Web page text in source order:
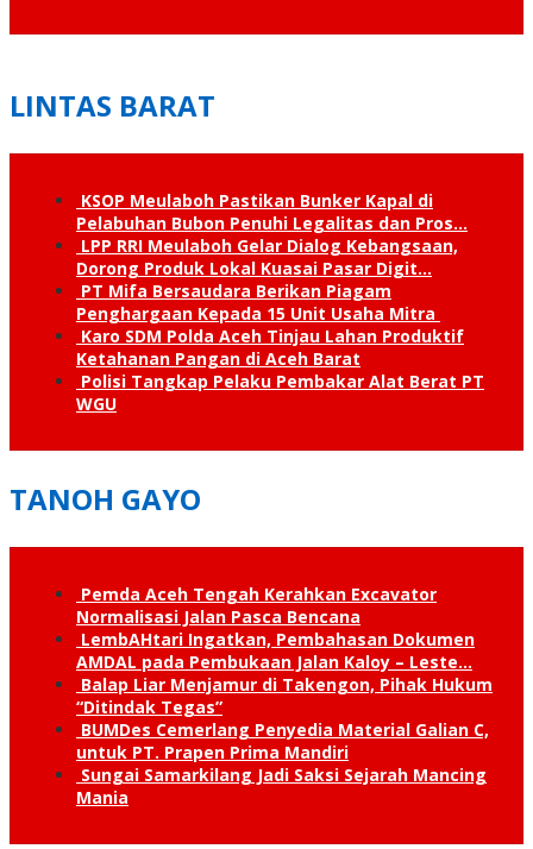
LINTAS BARAT
KSOP Meulaboh Pastikan Bunker Kapal di
Pelabuhan Bubon Penuhi Legalitas dan Pros…
LPP RRI Meulaboh Gelar Dialog Kebangsaan,
Dorong Produk Lokal Kuasai Pasar Digit…
PT Mifa Bersaudara Berikan Piagam
Penghargaan Kepada 15 Unit Usaha Mitra
Karo SDM Polda Aceh Tinjau Lahan Produktif
Ketahanan Pangan di Aceh Barat
Polisi Tangkap Pelaku Pembakar Alat Berat PT
WGU
TANOH GAYO
Pemda Aceh Tengah Kerahkan Excavator
Normalisasi Jalan Pasca Bencana
LembAHtari Ingatkan, Pembahasan Dokumen
AMDAL pada Pembukaan Jalan Kaloy – Leste…
Balap Liar Menjamur di Takengon, Pihak Hukum
“Ditindak Tegas”
BUMDes Cemerlang Penyedia Material Galian C,
untuk PT. Prapen Prima Mandiri
Sungai Samarkilang Jadi Saksi Sejarah Mancing
Mania